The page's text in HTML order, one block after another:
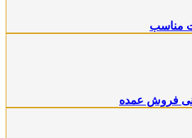
مناسب
فروش عمده